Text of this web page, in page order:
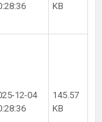
KB
12-04
145.57
KB